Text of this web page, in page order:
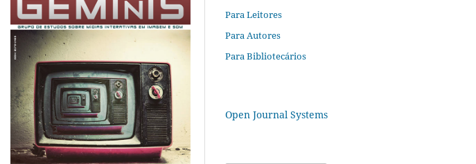
Para Leitores
Para Autores
Para Bibliotecários
Open Journal Systems